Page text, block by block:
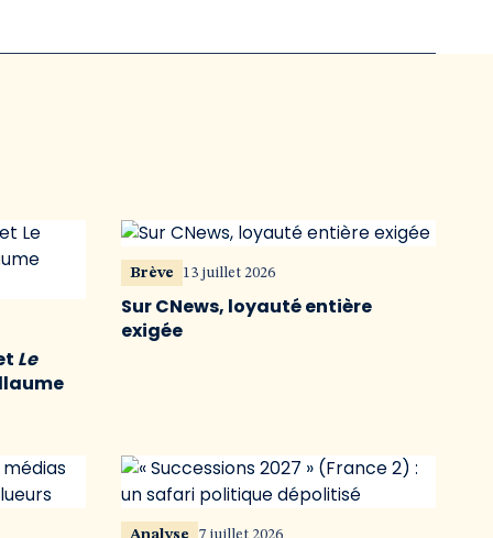
Le
Brève 13 juillet 2026
Sur CNews, loyauté entière
exigée
Analyse 7 juillet 2026